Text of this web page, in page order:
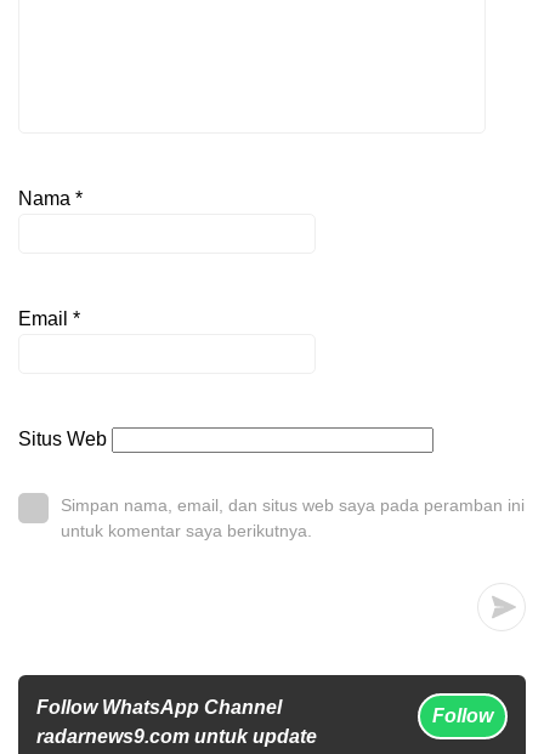
Nama *
Email *
Situs Web
Simpan nama, email, dan situs web saya pada peramban ini
untuk komentar saya berikutnya.
Follow WhatsApp Channel
radarnews9.com untuk update
Follow